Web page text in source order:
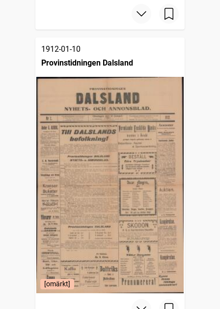
1912-01-10
Provinstidningen Dalsland
[omärkt]